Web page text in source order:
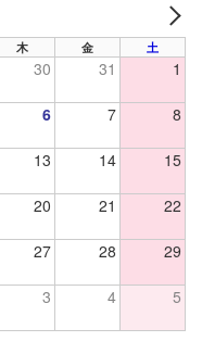
木 金 土
30 31 1
6 7 8
13 14 15
20 21 22
27 28 29
3 4 5